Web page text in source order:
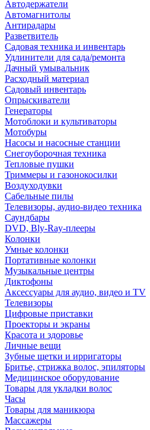
Автодержатели
Автомагнитолы
Антирадары
Разветвитель
Садовая техника и инвентарь
Удлинители для сада/ремонта
Дачный умывальник
Расходный материал
Садовый инвентарь
Опрыскиватели
Генераторы
Мотоблоки и культиваторы
Мотобуры
Насосы и насосные станции
Снегоуборочная техника
Тепловые пушки
Триммеры и газонокосилки
Воздуходувки
Сабельные пилы
Телевизоры, аудио-видео техника
Саундбары
DVD, Bly-Ray-плееры
Колонки
Умные колонки
Портативные колонки
Музыкальные центры
Диктофоны
Аксессуары для аудио, видео и TV
Телевизоры
Цифровые приставки
Проекторы и экраны
Красота и здоровье
Личные вещи
Зубные щетки и ирригаторы
Бритье, стрижка волос, эпиляторы
Медицинское оборудование
Товары для укладки волос
Часы
Товары для маникюра
Массажеры